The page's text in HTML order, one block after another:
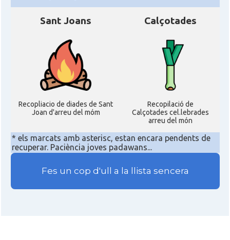
Sant Joans
Recopliacio de diades de Sant
Joan d'arreu del móm
Calçotades
Recopilació de
Calçotades cel.lebrades
arreu del món
* els marcats amb asterisc, estan encara pendents de
recuperar. Paciència joves padawans...
Fes un cop d'ull a la llista sencera